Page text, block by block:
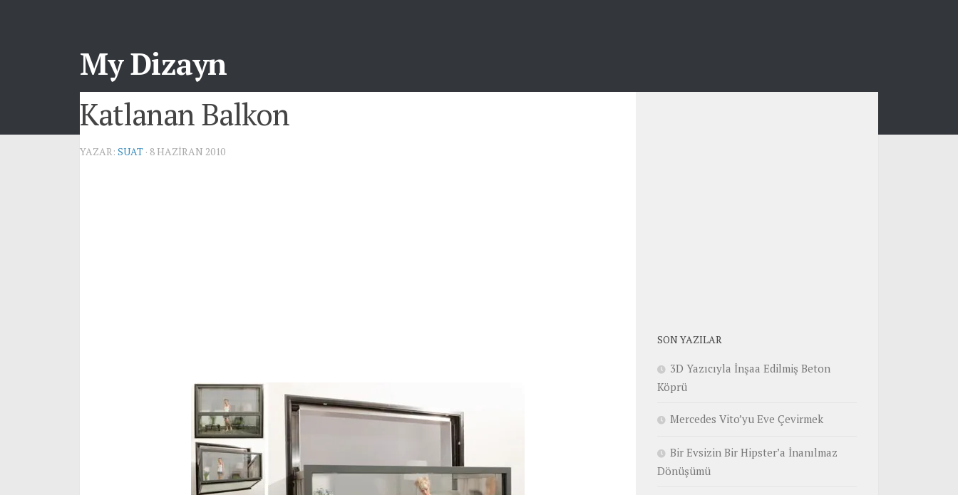
My Dizayn
Katlanan Balkon
YAZAR: SUAT · 8 HAZIRAN 2010
SON YAZILAR
3D Yazıcıyla İnşaa Edilmiş Beton
Köprü
Mercedes Vito’yu Eve Çevirmek
Bir Evsizin Bir Hipster’a İnanılmaz
Dönüşümü